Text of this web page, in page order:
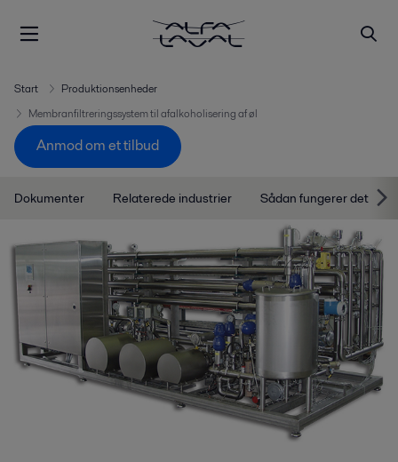
Start
Produktionsenheder
Membranfiltreringssystem til afalkoholisering af øl
Anmod om et tilbud
Dokumenter Relaterede industrier Sådan fungerer det